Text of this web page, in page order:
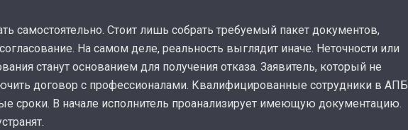
самостоятельно. Стоит лишь собрать требуемый пакет документов,
На самом деле, реальность выглядит иначе. Неточности или
станут основанием для получения отказа. Заявитель, который не
договор с профессионалами. Квалифицированные сотрудники в АПБ
сроки. В начале исполнитель проанализирует имеющую документацию.